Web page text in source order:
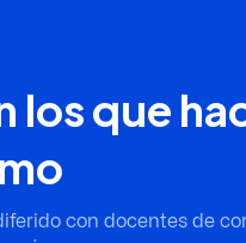
los que
con docentes de